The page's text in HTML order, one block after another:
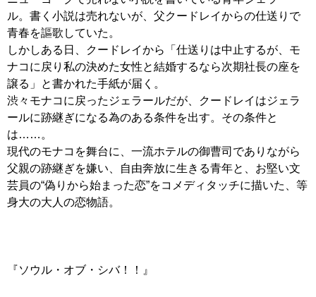
ル。書く小説は売れないが、父クードレイからの仕送りで
青春を謳歌していた。
しかしある日、クードレイから「仕送りは中止するが、モ
ナコに戻り私の決めた女性と結婚するなら次期社長の座を
譲る」と書かれた手紙が届く。
渋々モナコに戻ったジェラールだが、クードレイはジェラ
ールに跡継ぎになる為のある条件を出す。その条件と
は……。
現代のモナコを舞台に、一流ホテルの御曹司でありながら
父親の跡継ぎを嫌い、自由奔放に生きる青年と、お堅い文
芸員の“偽りから始まった恋”をコメディタッチに描いた、等
身大の大人の恋物語。
『ソウル・オブ・シバ！！』